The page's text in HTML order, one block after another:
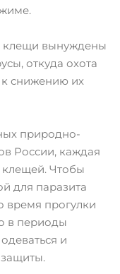
клещи вынуждены
откуда охота
снижению их
природно-
России, каждая
клещей. Чтобы
для паразита
время прогулки
в периоды
и